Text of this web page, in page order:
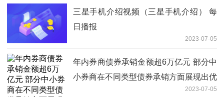
三星手机介绍视频（三星手机介绍） 每
日播报
2023-07-05
年内券商债券承销金额超6万亿元 部分中
小券商在不同类型债券承销方面展现出优
2023-07-05